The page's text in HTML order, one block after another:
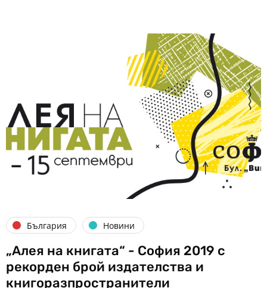
България Новини
„Алея на книгата“ - София 2019 с
рекорден брой издателства и
книгоразпространители